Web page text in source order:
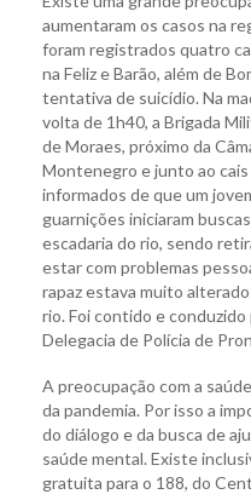
aumentaram os casos na
foram registrados quatro
na Feliz e Barão, além de
tentativa de suicídio. Na
volta de 1h40, a Brigada
de Moraes, próximo da
Montenegro e junto ao
informados de que um
guarnições iniciaram
escadaria do rio, sendo
estar com problemas
rapaz estava muito
rio. Foi contido e
Delegacia de Polícia de
A preocupação com a
da pandemia. Por isso a
do diálogo e da busca de
saúde mental. Existe
gratuita para o 188, do